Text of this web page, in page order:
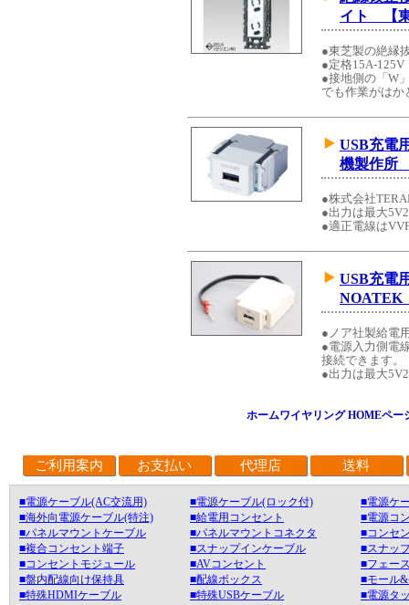
イト 【
●東芝製の絶縁
●定格15A-125V
●接地側の「W
でも作業がはか
USB充電
機製作所
●株式会社
●出力は最大
●適正電線は
USB充電
NOATEK
●ノア社製給電
●電源入力側電
接続できます。
●出力は最大
ホームワイヤリング HOMEペー
ご利用案内 お支払い 代理店 送料
■電源ケーブル(AC交流用) ■電源ケーブル(ロック付)
■電源ケ
■海外向電源ケーブル(特注)
■給電用コンセント
■電源コ
■パネルマウントケーブル
■パネルマウントコネクタ
■コンセ
■複合コンセント端子
■スナップインケーブル
■スナッ
■コンセントモジュール
■AVコンセント
■フェー
■盤内配線向け保持具
■配線ボックス
■モール
■特殊HDMIケーブル
■特殊USBケーブル ■電源タ